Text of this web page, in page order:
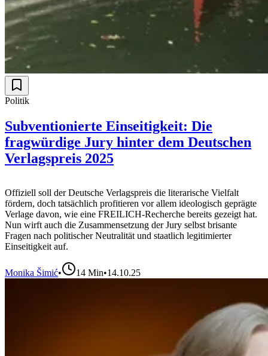
Politik
Subventionierte Einseitigkeit: Die
fragwürdige Jury hinter dem Deutschen
Verlagspreis 2025
Offiziell soll der Deutsche Verlagspreis die literarische Vielfalt
fördern, doch tatsächlich profitieren vor allem ideologisch geprägte
Verlage davon, wie eine FREILICH-Recherche bereits gezeigt hat.
Nun wirft auch die Zusammensetzung der Jury selbst brisante
Fragen nach politischer Neutralität und staatlich legitimierter
Einseitigkeit auf.
Monika Šimić• 14 Min•14.10.25